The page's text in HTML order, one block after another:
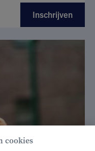
Inschrijven
cookies